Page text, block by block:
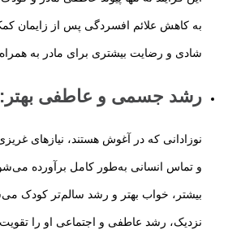
به کاهش علائم افسردگی پس از زایمان
شادی و رضایت بیشتری برای مادر به همراه
رشد جسمی و عاطفی بهتر :
نوزادانی که در آغوش هستند، نیازهای
و تماس انسانی به‌طور کامل برآورده
بیشتر، خواب بهتر و رشد سالم‌تر کودک
نزدیک، رشد عاطفی و اجتماعی او را